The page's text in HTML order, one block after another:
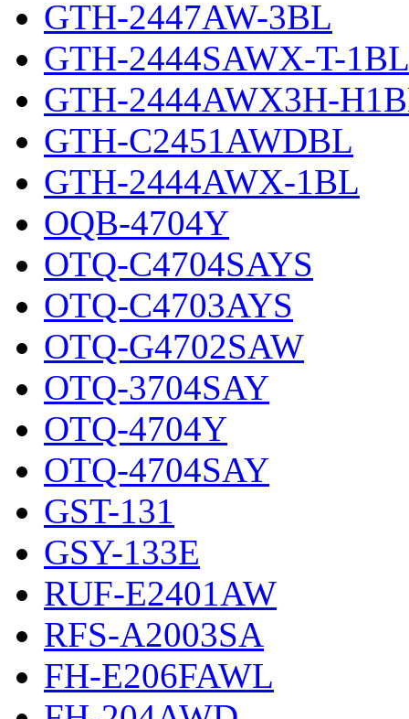
GTH-2447AW-3BL
GTH-2444SAWX-T-1BL
GTH-2444AWX3H-
GTH-C2451AWDBL
GTH-2444AWX-1BL
OQB-4704Y
OTQ-C4704SAYS
OTQ-C4703AYS
OTQ-G4702SAW
OTQ-3704SAY
OTQ-4704Y
OTQ-4704SAY
GST-131
GSY-133E
RUF-E2401AW
RFS-A2003SA
FH-E206FAWL